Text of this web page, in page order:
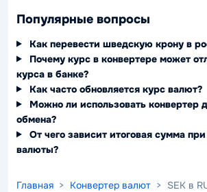
Популярные вопросы
Как перевести шведскую крону в
Почему курс в конвертере может
курса в банке?
Как часто обновляется курс валют?
Можно ли использовать конвертер
обмена?
От чего зависит итоговая сумма
валюты?
Главная > Конвертер валют > SEK в